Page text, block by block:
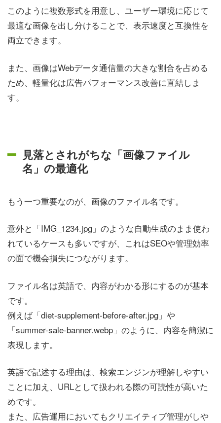
このように複数形式を用意し、ユーザー環境に応じて
最適な画像を出し分けることで、表示速度と互換性を
両立できます。
また、画像はWebデータ通信量の大きな割合を占める
ため、軽量化は広告パフォーマンス改善に直結しま
す。
見落とされがちな「画像ファイル
名」の最適化
もう一つ重要なのが、画像のファイル名です。
意外と「IMG_1234.jpg」のような自動生成のまま使わ
れているケースも多いですが、これはSEOや管理効率
の面で機会損失につながります。
ファイル名は英語で、内容がわかる形にするのが基本
です。
例えば「diet-supplement-before-after.jpg」や
「summer-sale-banner.webp」のように、内容を簡潔に
表現します。
英語で記述する理由は、検索エンジンが理解しやすい
ことに加え、URLとして扱われる際の可読性が高いた
めです。
また、広告運用においてもクリエイティブ管理がしや